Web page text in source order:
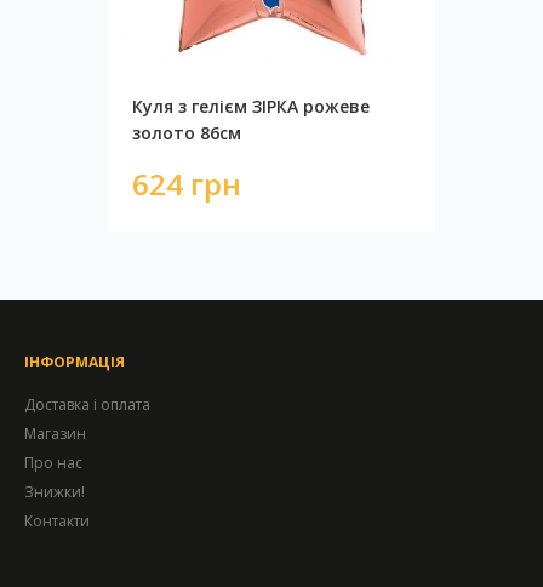
Куля з гелієм ЗІРКА рожеве
золото 86см
624 грн
ІНФОРМАЦІЯ
Доставка і оплата
Магазин
Про нас
Знижки!
Контакти